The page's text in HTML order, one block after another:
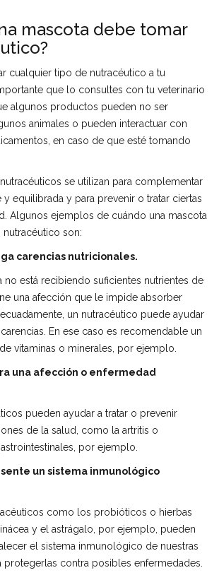
mascota debe tomar
cualquier tipo de nutracéutico a tu
que lo consultes con tu veterinario
algunos productos pueden no ser
animales o pueden interactuar con
en caso de que esté tomando
se utilizan para complementar
y equilibrada y para prevenir o tratar ciertas
Algunos ejemplos de cuándo una mascota
son:
carencias nutricionales.
no está recibiendo suficientes nutrientes de
una afección que le impide absorber
un nutracéutico puede ayudar
En ese caso es recomendable un
vitaminas o minerales, por ejemplo.
una afección o enfermedad
pueden ayudar a tratar o prevenir
de la salud, como la artritis o
por ejemplo.
un sistema inmunológico
como los probióticos o hierbas
y el astrágalo, por ejemplo, pueden
el sistema inmunológico de nuestras
protegerlas contra posibles enfermedades.